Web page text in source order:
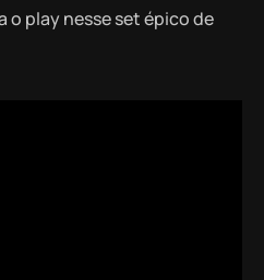
o play nesse set épico de